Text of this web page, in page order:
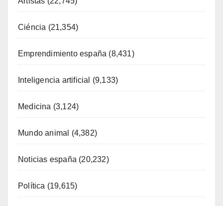
Ciéncia (21,354)
Emprendimiento españa (8,431)
Inteligencia artificial (9,133)
Medicina (3,124)
Mundo animal (4,382)
Noticias españa (20,232)
Política (19,615)